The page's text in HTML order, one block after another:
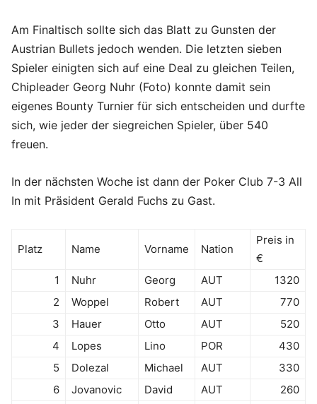
Am Finaltisch sollte sich das Blatt zu Gunsten der
Austrian Bullets jedoch wenden. Die letzten sieben
Spieler einigten sich auf eine Deal zu gleichen Teilen,
Chipleader Georg Nuhr (Foto) konnte damit sein
eigenes Bounty Turnier für sich entscheiden und durfte
sich, wie jeder der siegreichen Spieler, über 540
freuen.
In der nächsten Woche ist dann der Poker Club 7-3 All
In mit Präsident Gerald Fuchs zu Gast.
Platz Name Vorname Nation
Preis in
€
1
Nuhr Georg AUT
1320
2
Woppel Robert AUT
770
3
Hauer Otto AUT
520
4
Lopes Lino POR
430
5
Dolezal Michael AUT
330
6
Jovanovic David AUT
260